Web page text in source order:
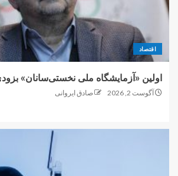
اقتصاد
اولین «آزمایشگاه ملی نخستی‌سانان»
آگوست 2, 2026 صادق ایروانی